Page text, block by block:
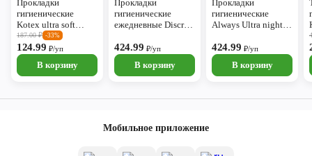
Прокладки
гигиенические
Kotex ultra soft
нормал 10шт
187.00₽ -33%
124.99 ₽/уп
В корзину
Прокладки
гигиенические
ежедневные Discreet
424.99 ₽/уп
В корзину
Прокладки
гигиенические
Always Ultra night
424.99 ₽/уп
В корзину
Мобильное приложение